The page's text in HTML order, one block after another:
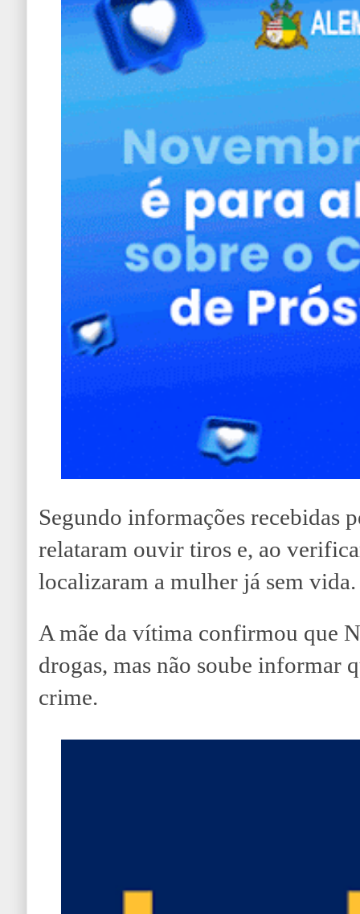
Segundo informações recebidas
relataram ouvir tiros e, ao
localizaram a mulher já sem vida.
A mãe da vítima confirmou que
drogas, mas não soube informar
crime.